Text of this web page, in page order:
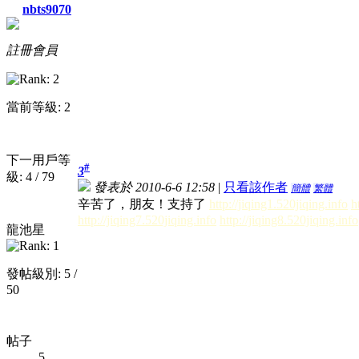
nbts9070
註冊會員
當前等級: 2
下一用戶等
級: 4 / 79
龍池星
發帖級別: 5 /
50
帖子
3#
發表於 2010-6-6 12:58 | 只看該作者 簡體 繁體
辛苦了，朋友！支持了 http://jiqing1.520jiqing.info
http://jiqing7.520jiqing.info http://jiqing8.520jiqing.info